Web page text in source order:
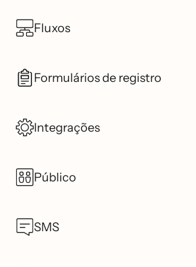
Fluxos
Formulários de registro
Integrações
Público
SMS